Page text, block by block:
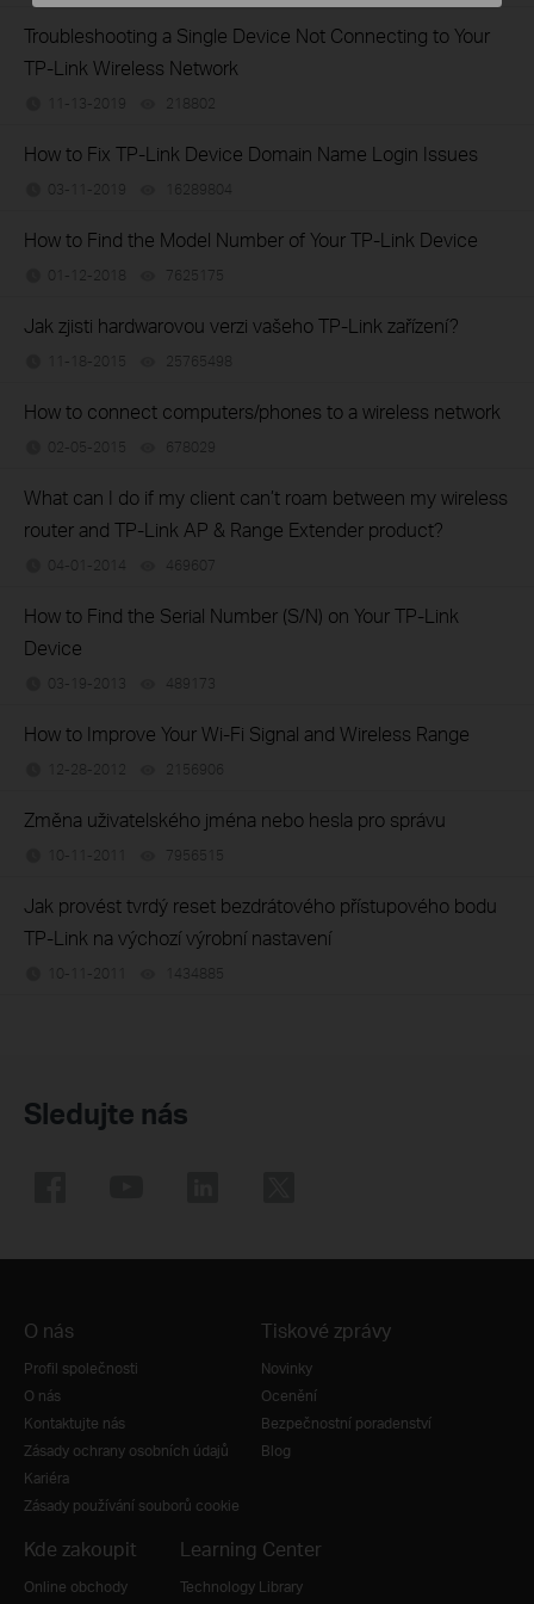
Troubleshooting a Single Device Not Connecting to Your
TP-Link Wireless Network
11-13-2019 218802
How to Fix TP-Link Device Domain Name Login Issues
03-11-2019 16289804
How to Find the Model Number of Your TP-Link Device
01-12-2018 7625175
Jak zjisti hardwarovou verzi vašeho TP-Link zařízení?
11-18-2015 25765498
How to connect computers/phones to a wireless network
02-05-2015 678029
What can I do if my client can’t roam between my wireless
router and TP-Link AP & Range Extender product?
04-01-2014 469607
How to Find the Serial Number (S/N) on Your TP-Link
Device
03-19-2013 489173
How to Improve Your Wi-Fi Signal and Wireless Range
12-28-2012 2156906
Změna uživatelského jména nebo hesla pro správu
10-11-2011 7956515
Jak provést tvrdý reset bezdrátového přístupového bodu
TP-Link na výchozí výrobní nastavení
10-11-2011 1434885
Sledujte nás
O nás
Profil společnosti
O nás
Kontaktujte nás
Zásady ochrany osobních údajů
Kariéra
Zásady používání souborů cookie
Tiskové zprávy
Novinky
Ocenění
Bezpečnostní poradenství
Blog
Kde zakoupit
Online obchody
Learning Center
Technology Library